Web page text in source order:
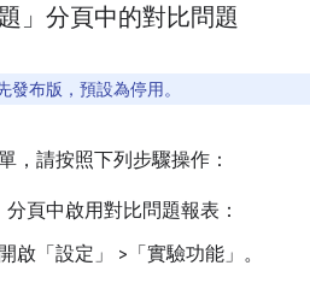
」分頁中的對比問題
發布版，預設為停用。
，請按照下列步驟操作：
分頁中啟用對比問題報表：
啟「設定」
>「實驗功能」 。